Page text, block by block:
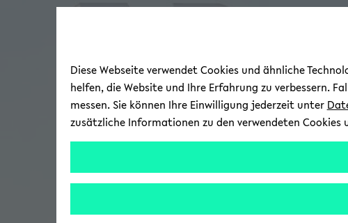
Diese Webseite verwendet Cookies und ähnliche
helfen, die Website und Ihre Erfahrung zu verbessern.
messen. Sie können Ihre Einwilligung jederzeit unter
zusätzliche Informationen zu den verwendeten Cookies